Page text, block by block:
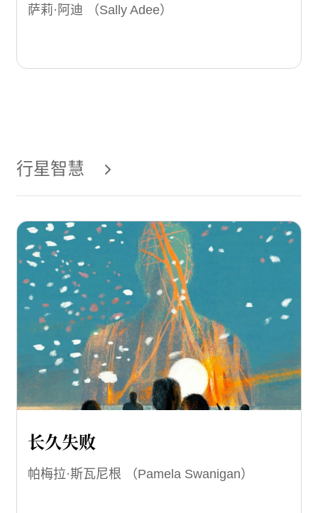
萨莉·阿迪 （Sally Adee）
行星智慧
长久失败
帕梅拉·斯瓦尼根 （Pamela Swanigan）